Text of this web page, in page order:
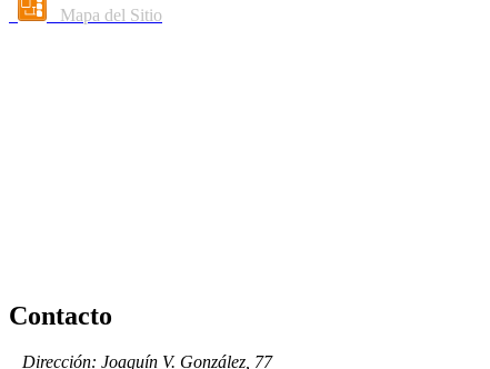
Mapa del Sitio
Contacto
Dirección: Joaquín V. González, 77